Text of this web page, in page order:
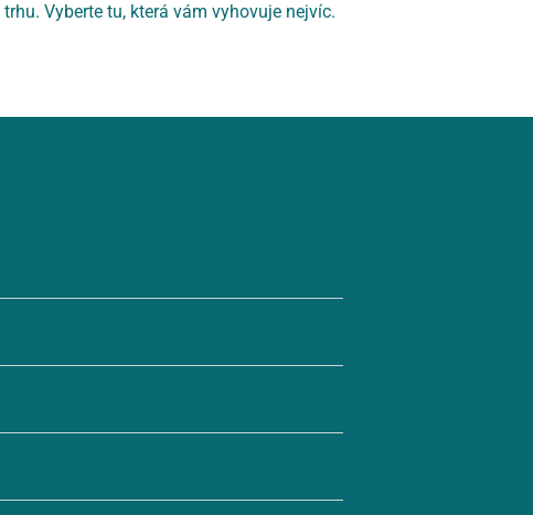
trhu. Vyberte tu, která vám vyhovuje nejvíc.